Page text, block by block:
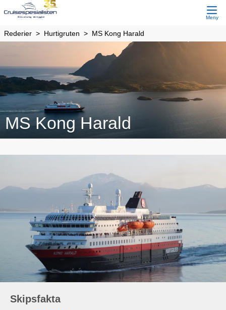
Meny
Rederier Hurtigruten MS Kong Harald
MS Kong Harald
Skipsfakta